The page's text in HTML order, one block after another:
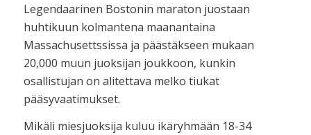
Legendaarinen Bostonin maraton juostaan
huhtikuun kolmantena maanantaina
Massachusettssissa ja päästäkseen mukaan
20,000 muun juoksijan joukkoon, kunkin
osallistujan on alitettava melko tiukat
pääsyvaatimukset.
Mikäli miesjuoksija kuluu ikäryhmään 18-34